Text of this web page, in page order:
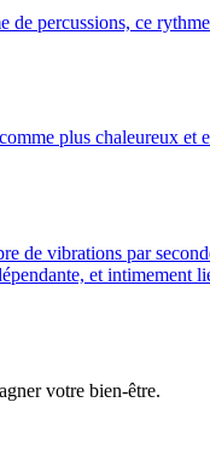
percussions, ce
plus chaleureux et
de vibrations par
et intimement
votre bien-être.